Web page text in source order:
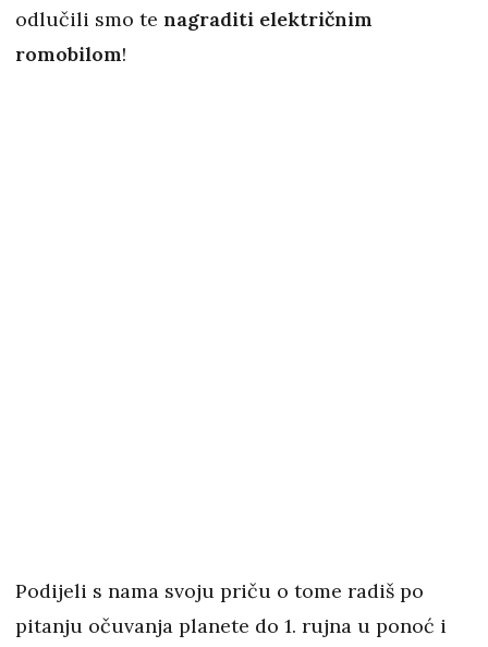
odlučili smo te nagraditi električnim
romobilom!
Podijeli s nama svoju priču o tome radiš po
pitanju očuvanja planete do 1. rujna u ponoć i